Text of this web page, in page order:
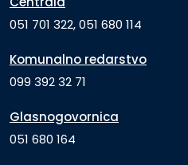
051 701 322, 051 680 114
Komunalno redarstvo
099 392 32 71
Glasnogovornica
051 680 164